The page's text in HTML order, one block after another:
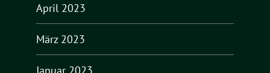
April 2023
März 2023
Januar 2023